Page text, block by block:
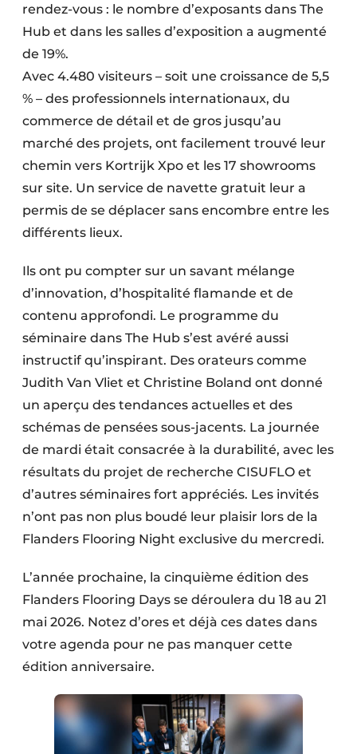
rendez-vous : le nombre d’exposants dans The
Hub et dans les salles d’exposition a augmenté
de 19%.
Avec 4.480 visiteurs – soit une croissance de 5,5
% – des professionnels internationaux, du
commerce de détail et de gros jusqu’au
marché des projets, ont facilement trouvé leur
chemin vers Kortrijk Xpo et les 17 showrooms
sur site. Un service de navette gratuit leur a
permis de se déplacer sans encombre entre les
différents lieux.
Ils ont pu compter sur un savant mélange
d’innovation, d’hospitalité flamande et de
contenu approfondi. Le programme du
séminaire dans The Hub s’est avéré aussi
instructif qu’inspirant. Des orateurs comme
Judith Van Vliet et Christine Boland ont donné
un aperçu des tendances actuelles et des
schémas de pensées sous-jacents. La journée
de mardi était consacrée à la durabilité, avec les
résultats du projet de recherche CISUFLO et
d’autres séminaires fort appréciés. Les invités
n’ont pas non plus boudé leur plaisir lors de la
Flanders Flooring Night exclusive du mercredi.
L’année prochaine, la cinquième édition des
Flanders Flooring Days se déroulera du 18 au 21
mai 2026. Notez d’ores et déjà ces dates dans
votre agenda pour ne pas manquer cette
édition anniversaire.